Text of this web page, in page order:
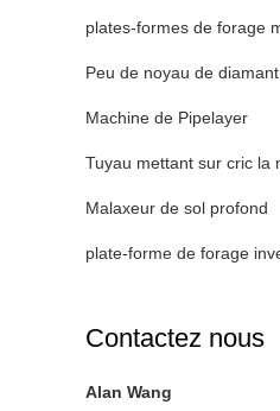
plates-formes de forage
Peu de noyau de diamant
Machine de Pipelayer
Tuyau mettant sur cric la
Malaxeur de sol profond
plate-forme de forage
Contactez nous
Alan Wang